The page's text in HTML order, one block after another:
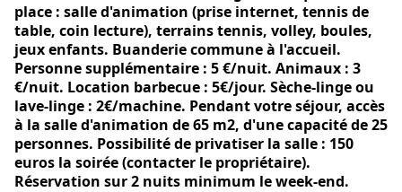
place : salle d'animation (prise internet, tennis de
table, coin lecture), terrains tennis, volley, boules,
jeux enfants. Buanderie commune à l'accueil.
Personne supplémentaire : 5 €/nuit. Animaux : 3
€/nuit. Location barbecue : 5€/jour. Sèche-linge ou
lave-linge : 2€/machine. Pendant votre séjour, accès
à la salle d'animation de 65 m2, d'une capacité de 25
personnes. Possibilité de privatiser la salle : 150
euros la soirée (contacter le propriétaire).
Réservation sur 2 nuits minimum le week-end.